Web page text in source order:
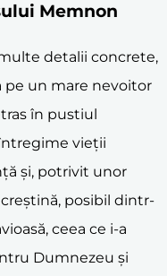
Memnon
detalii concrete,
pe un mare nevoitor
în pustiul
vieții
și, potrivit unor
posibil dintr-
ceea ce i-a
Dumnezeu și